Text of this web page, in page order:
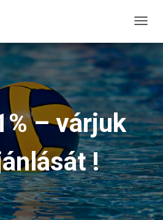
L
E
N
A
V
I
G
A
T
– várjuk
!